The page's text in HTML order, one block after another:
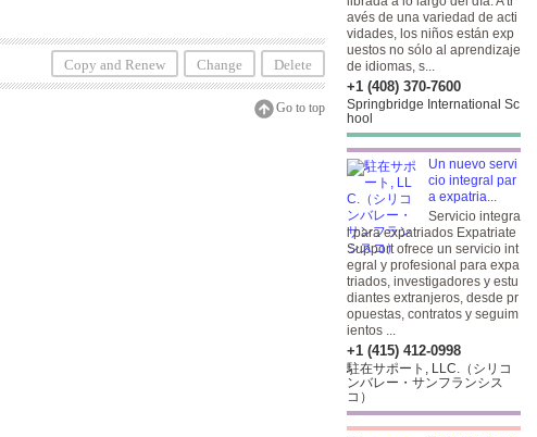
Copy and Renew Change Delete
Go to top
avés de una variedad de acti
vidades, los niños están exp
uestos no sólo al aprendizaje
de idiomas, s...
+1 (408) 370-7600
Springbridge International Sc
hool
Un nuevo servi
cio integral par
a expatria...
Servicio integra
l para expatriados Expatriate
Support ofrece un servicio int
egral y profesional para expa
triados, investigadores y estu
diantes extranjeros, desde pr
opuestas, contratos y seguim
ientos ...
+1 (415) 412-0998
駐在サポート, LLC.（シリコ
ンバレー・サンフランシス
コ）